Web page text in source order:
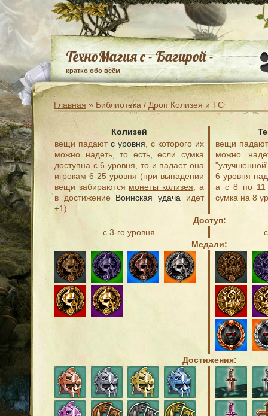
ТехноМагия с - Багирой -
кратко обо всём
Главная » Библиотека / Дроп Колизея и ТС
Колизей
вещи падают с уровня , с которого их
можно надеть, то есть, если сумка
доступна с 6 уровня, то и падает она
игрокам 6-25 уровня (при выпадении
вещи забираются монеты колизея , а
в достижение Воинская удача идет
+1)
вещи
можно
6 уровня
а с 8 по 11
сумка на 8
Доступ:
с 3-го уровня
Медали:
Достижения: